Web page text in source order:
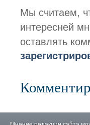
Мы считаем,
интересней
оставлять